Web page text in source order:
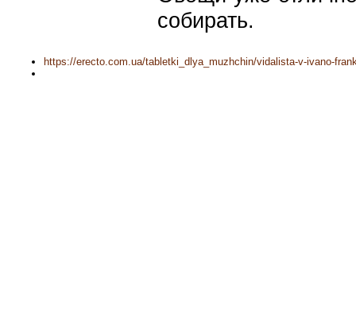
собирать.
https://erecto.com.ua/tabletki_dlya_muzhchin/vidalista-v-ivano-